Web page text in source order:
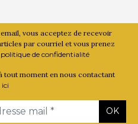
vous acceptez de recevoir
par courriel et vous prenez
politique de confidentialité
tout moment en nous contactant
ici
OK